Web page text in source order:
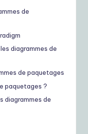
de
diagrammes de
de paquetages
paquetages ?
diagrammes de